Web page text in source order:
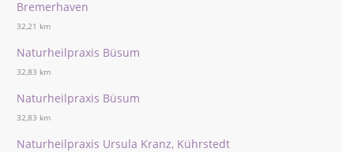
Bremerhaven
32,21 km
Naturheilpraxis Büsum
32,83 km
Naturheilpraxis Büsum
32,83 km
Naturheilpraxis Ursula Kranz, Kührstedt